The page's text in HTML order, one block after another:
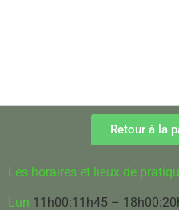
Retour à la
Les horaires et lieux de
Lun 11h00:11h45 –